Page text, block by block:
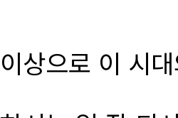
이상으로 이 시